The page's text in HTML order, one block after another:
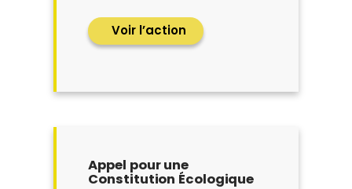
Voir l’action
Appel pour une
Constitution Écologique